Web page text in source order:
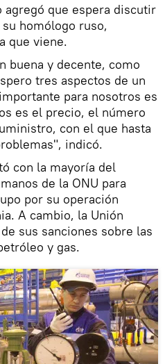
que espera discutir
homólogo ruso,
que viene.
buena y decente, como
tres aspectos de un
para nosotros es
es el precio, el número
con el que hasta
indicó.
con la mayoría del
de la ONU para
por su operación
A cambio, la Unión
sus sanciones sobre las
y gas.